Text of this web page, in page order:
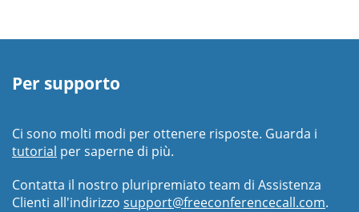
Per supporto
Ci sono molti modi per ottenere risposte. Guarda i
tutorial per saperne di più.
Contatta il nostro pluripremiato team di Assistenza
Clienti all'indirizzo support@freeconferencecall.com.